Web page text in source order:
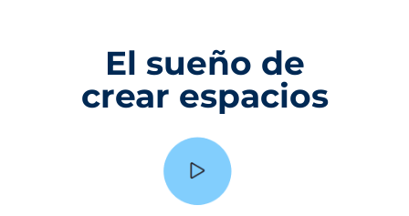
El sueño de
crear espacios